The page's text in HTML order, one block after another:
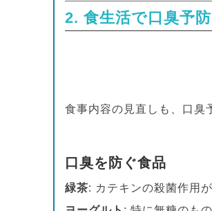
2. 食生活で口臭予
食事内容の見直しも、口臭
口臭を防ぐ食品
緑茶: カテキンの殺菌作用